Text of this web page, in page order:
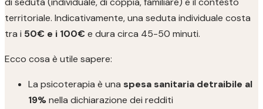
territoriale. Indicativamente, una seduta individuale costa
tra i 50€ e i 100€ e dura circa 45-50 minuti.
Ecco cosa è utile sapere:
La psicoterapia è una spesa sanitaria detraibile al
19%nella dichiarazione dei redditi